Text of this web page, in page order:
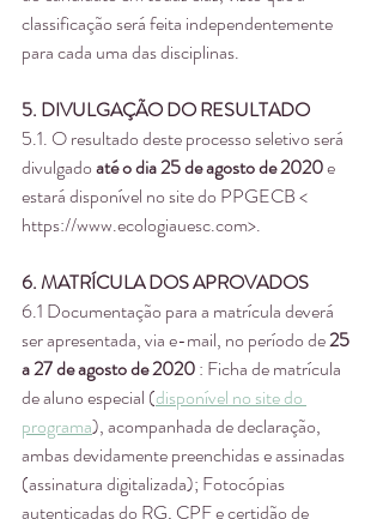
classificação será feita independentemente
para cada uma das disciplinas.
5. DIVULGAÇÃO DO RESULTADO
5.1. O resultado deste processo seletivo será
divulgado até o dia 25 de agosto de 2020 e
estará disponível no site do PPGECB <
https://www.ecologiauesc.com>.
6. MATRÍCULA DOS APROVADOS
6.1 Documentação para a matrícula deverá
ser apresentada, via e-mail, no período de 25
a 27 de agosto de 2020 : Ficha de matrícula
de aluno especial (disponível no site do
programa), acompanhada de declaração,
ambas devidamente preenchidas e assinadas
(assinatura digitalizada); Fotocópias
autenticadas do RG, CPF e certidão de